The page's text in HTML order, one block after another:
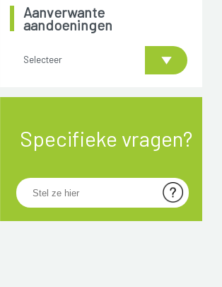
Aanverwante
aandoeningen
Selecteer
Specifieke vragen?